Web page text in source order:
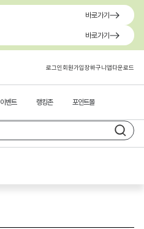
바로가기
바로가기
로그인회원가입장바구니앱다운로드
이벤트 랭킹존 포인트몰